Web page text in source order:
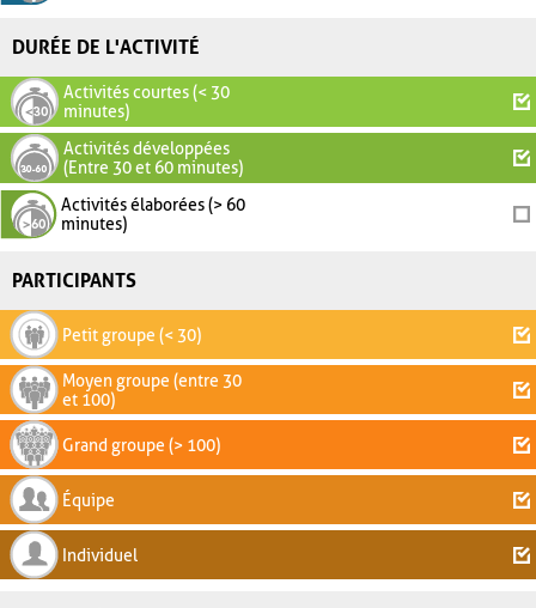
DURÉE DE L'ACTIVITÉ
Activités courtes (< 30
minutes)
Activités développées
(Entre 30 et 60 minutes)
Activités élaborées (> 60
minutes)
PARTICIPANTS
Petit groupe (< 30)
Moyen groupe (entre 30
et 100)
Grand groupe (> 100)
Équipe
Individuel